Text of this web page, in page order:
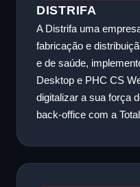
DISTRIFA
A Distrifa uma
fabricação e
e de saúde,
Desktop e PHC CS
digitalizar a sua força
back-office com a